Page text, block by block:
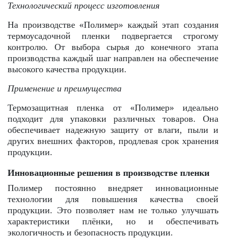
Технологический процесс изготовления
На производстве «Полимер» каждый этап создания
термоусадочной пленки подвергается строгому
контролю. От выбора сырья до конечного этапа
производства каждый шаг направлен на обеспечение
высокого качества продукции.
Применение и преимущества
Термозащитная пленка от «Полимер» идеально
подходит для упаковки различных товаров. Она
обеспечивает надежную защиту от влаги, пыли и
других внешних факторов, продлевая срок хранения
продукции.
Инновационные решения в производстве пленки
Полимер постоянно внедряет инновационные
технологии для повышения качества своей
продукции. Это позволяет нам не только улучшать
характеристики плёнки, но и обеспечивать
экологичность и безопасность продукции.